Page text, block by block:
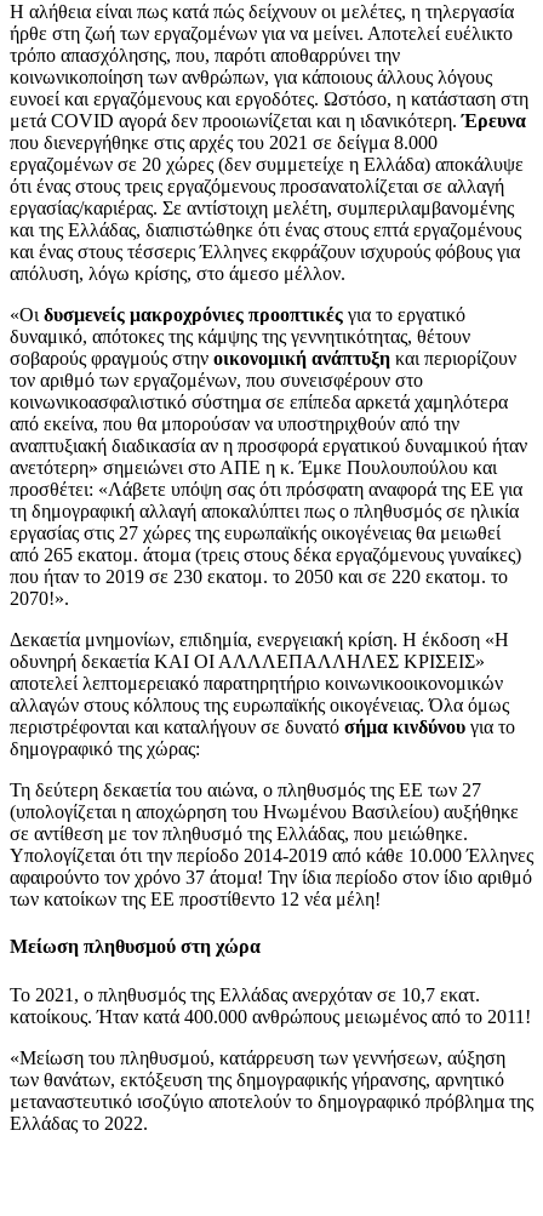
Η αλήθεια είναι πως κατά πώς δείχνουν οι μελέτες, η τηλεργασία
ήρθε στη ζωή των εργαζομένων για να μείνει. Αποτελεί ευέλικτο
τρόπο απασχόλησης, που, παρότι αποθαρρύνει την
κοινωνικοποίηση των ανθρώπων, για κάποιους άλλους λόγους
ευνοεί και εργαζόμενους και εργοδότες. Ωστόσο, η κατάσταση στη
μετά COVID αγορά δεν προοιωνίζεται και η ιδανικότερη.Έρευνα
που διενεργήθηκε στις αρχές του 2021 σε δείγμα 8.000
εργαζομένων σε 20 χώρες (δεν συμμετείχε η Ελλάδα) αποκάλυψε
ότι ένας στους τρεις εργαζόμενους προσανατολίζεται σε αλλαγή
εργασίας/καριέρας. Σε αντίστοιχη μελέτη, συμπεριλαμβανομένης
και της Ελλάδας, διαπιστώθηκε ότι ένας στους επτά εργαζομένους
και ένας στους τέσσερις Έλληνες εκφράζουν ισχυρούς φόβους για
απόλυση, λόγω κρίσης, στο άμεσο μέλλον.
«Οι δυσμενείς μακροχρόνιες προοπτικές για το εργατικό
δυναμικό, απότοκες της κάμψης της γεννητικότητας, θέτουν
σοβαρούς φραγμούς στην οικονομική ανάπτυξη και περιορίζουν
τον αριθμό των εργαζομένων, που συνεισφέρουν στο
κοινωνικοασφαλιστικό σύστημα σε επίπεδα αρκετά χαμηλότερα
από εκείνα, που θα μπορούσαν να υποστηριχθούν από την
αναπτυξιακή διαδικασία αν η προσφορά εργατικού δυναμικού ήταν
ανετότερη» σημειώνει στο ΑΠΕ η κ. Έμκε Πουλουπούλου και
προσθέτει: «Λάβετε υπόψη σας ότι πρόσφατη αναφορά της ΕΕ για
τη δημογραφική αλλαγή αποκαλύπτει πως ο πληθυσμός σε ηλικία
εργασίας στις 27 χώρες της ευρωπαϊκής οικογένειας θα μειωθεί
από 265 εκατομ. άτομα (τρεις στους δέκα εργαζόμενους γυναίκες)
που ήταν το 2019 σε 230 εκατομ. το 2050 και σε 220 εκατομ. το
2070!».
Δεκαετία μνημονίων, επιδημία, ενεργειακή κρίση. Η έκδοση «Η
οδυνηρή δεκαετία ΚΑΙ ΟΙ ΑΛΛΛΕΠΑΛΛΗΛΕΣ ΚΡΙΣΕΙΣ»
αποτελεί λεπτομερειακό παρατηρητήριο κοινωνικοοικονομικών
αλλαγών στους κόλπους της ευρωπαϊκής οικογένειας. Όλα όμως
περιστρέφονται και καταλήγουν σε δυνατό σήμα κινδύνου για το
δημογραφικό της χώρας:
Τη δεύτερη δεκαετία του αιώνα, ο πληθυσμός της ΕΕ των 27
(υπολογίζεται η αποχώρηση του Ηνωμένου Βασιλείου) αυξήθηκε
σε αντίθεση με τον πληθυσμό της Ελλάδας, που μειώθηκε.
Υπολογίζεται ότι την περίοδο 2014-2019 από κάθε 10.000 Έλληνες
αφαιρούντο τον χρόνο 37 άτομα! Την ίδια περίοδο στον ίδιο αριθμό
των κατοίκων της ΕΕ προστίθεντο 12 νέα μέλη!
Μείωση πληθυσμού στη χώρα
Το 2021, ο πληθυσμός της Ελλάδας ανερχόταν σε 10,7 εκατ.
κατοίκους. Ήταν κατά 400.000 ανθρώπους μειωμένος από το 2011!
«Μείωση του πληθυσμού, κατάρρευση των γεννήσεων, αύξηση
των θανάτων, εκτόξευση της δημογραφικής γήρανσης, αρνητικό
μεταναστευτικό ισοζύγιο αποτελούν το δημογραφικό πρόβλημα της
Ελλάδας το 2022.